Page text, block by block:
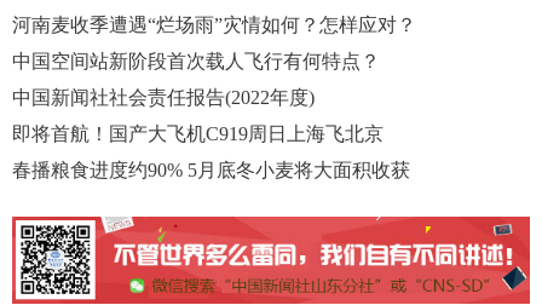
河南麦收季遭遇“烂场雨”灾情如何？怎样应对？
中国空间站新阶段首次载人飞行有何特点？
中国新闻社社会责任报告(2022年度)
即将首航！国产大飞机C919周日上海飞北京
春播粮食进度约90% 5月底冬小麦将大面积收获